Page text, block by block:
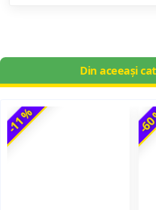
Din aceeași
-11 % -